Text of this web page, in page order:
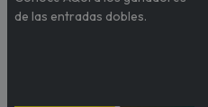
de las entradas dobles.